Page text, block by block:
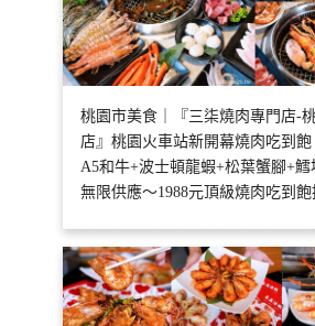
桃園市美食｜『三柒燒肉專門店-
店』桃園火車站新開幕燒肉吃到
A5和牛+波士頓龍蝦+松葉蟹腳+鱈
無限供應～1988元頂級燒肉吃到飽